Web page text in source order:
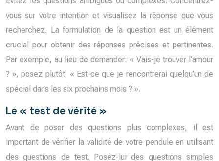
vous sur votre intention et visualisez la réponse que vous
recherchez. La formulation de la question est un élément
crucial pour obtenir des réponses précises et pertinentes.
Par exemple, au lieu de demander: « Vais-je trouver l’amour
? », posez plutôt: « Est-ce que je rencontrerai quelqu’un de
spécial dans les six prochains mois ? ».
Le « test de vérité »
Avant de poser des questions plus complexes, il est
important de vérifier la validité de votre pendule en utilisant
des questions de test. Posez-lui des questions simples